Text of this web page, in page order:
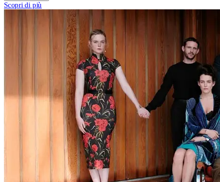
Scopri di più